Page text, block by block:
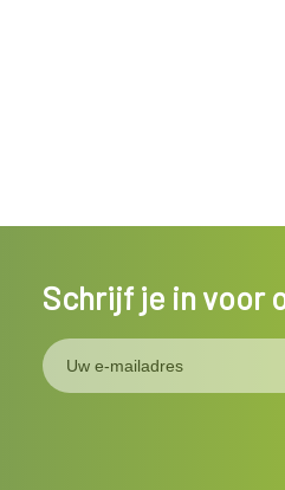
Schrijf je in voor